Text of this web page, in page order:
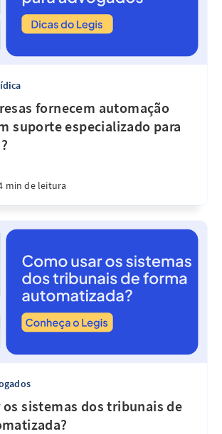
fornecem automação
suporte especializado para
min de leitura
os sistemas dos tribunais de